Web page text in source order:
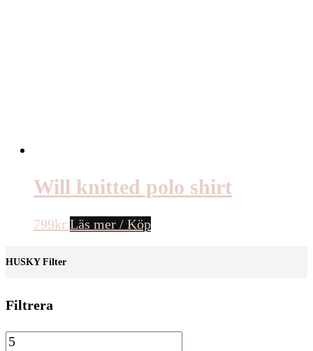
Will knitted polo shirt
799kr Läs mer / Köp
HUSKY Filter
Filtrera